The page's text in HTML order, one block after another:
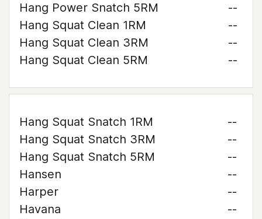
Hang Power Snatch 5RM
--
Hang Squat Clean 1RM
--
Hang Squat Clean 3RM
--
Hang Squat Clean 5RM
--
Hang Squat Snatch 1RM
--
Hang Squat Snatch 3RM
--
Hang Squat Snatch 5RM
--
Hansen
--
Harper
--
Havana
--